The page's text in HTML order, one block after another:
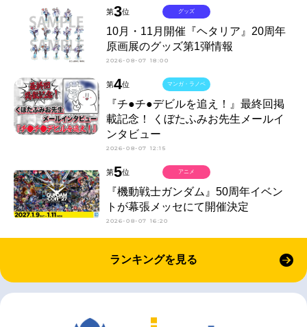
第3位
10月・11月開催『ヘタリア』20周年
原画展のグッズ第1弾情報
2026-08-07 18:00
グッズ
第4位
『チ●チ●デビルを追え！』最終回掲
載記念！ くぼたふみお先生メールイ
ンタビュー
2026-08-07 12:15
マンガ・ラノベ
第5位
『機動戦士ガンダム』50周年イベン
トが幕張メッセにて開催決定
2026-08-07 16:20
アニメ
ランキングを見る